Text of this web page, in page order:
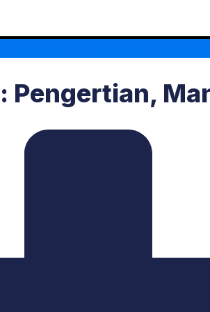
Pengertian,